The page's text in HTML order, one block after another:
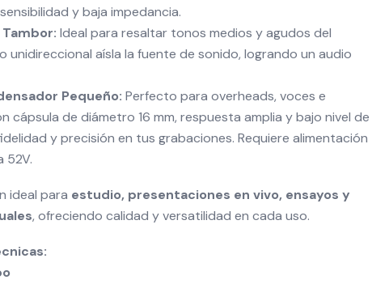
y baja impedancia.
Ideal para resaltar tonos medios y agudos del
unidireccional aísla la fuente de sonido, logrando un audio
Pequeño: Perfecto para overheads, voces e
cápsula de diámetro 16 mm, respuesta amplia y bajo nivel de
y precisión en tus grabaciones. Requiere alimentación
52V.
ideal para estudio, presentaciones en vivo, ensayos y
, ofreciendo calidad y versatilidad en cada uso.